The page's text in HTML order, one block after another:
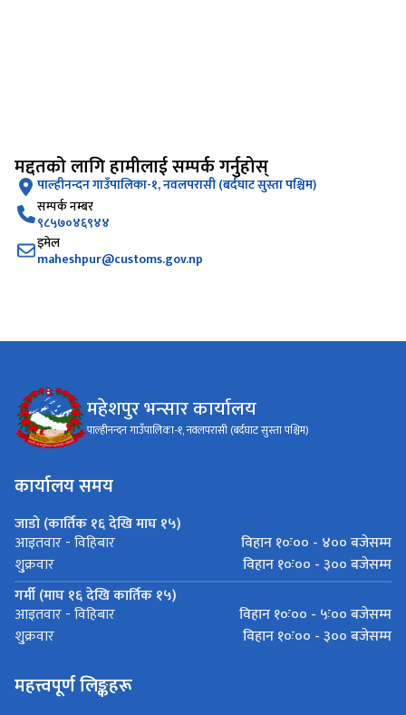
मद्दतको लागि हामीलाई सम्पर्क गर्नुहोस्
पाल्हीनन्दन गाउँपालिका-१, नवलपरासी (बर्दघाट सुस्ता पश्चिम)
सम्पर्क नम्बर
९८५७०४६९४४
इमेल
maheshpur@customs.gov.np
महेशपुर भन्सार कार्यालय
पाल्हीनन्दन गाउँपालिका-१, नवलपरासी (बर्दघाट सुस्ता पश्चिम)
कार्यालय समय
जाडो (कार्तिक १६ देखि माघ १५)
आइतवार - विहिबार
विहान १०ः०० - ४०० बजेसम्म
शु्क्रवार
विहान १०ः०० - ३०० बजेसम्म
गर्मी (माघ १६ देखि कार्तिक १५)
आइतवार - विहिबार
विहान १०ः०० - ५ः०० बजेसम्म
शु्क्रवार
विहान १०ः०० - ३०० बजेसम्म
महत्त्वपूर्ण लिङ्कहरू